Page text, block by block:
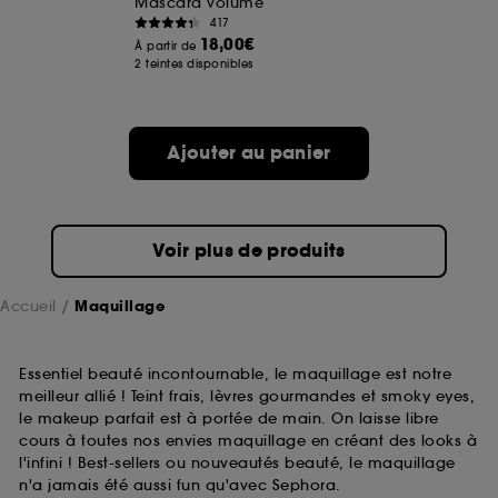
417
À partir de 18,00€
2 teintes disponibles
Ajouter au panier
Voir plus de produits
Accueil Maquillage
Essentiel beauté incontournable, le maquillage est notre
meilleur allié ! Teint frais, lèvres gourmandes et smoky eyes,
le makeup parfait est à portée de main. On laisse libre
cours à toutes nos envies maquillage en créant des looks à
l'infini ! Best-sellers ou nouveautés beauté, le maquillage
n'a jamais été aussi fun qu'avec Sephora.
A l'exception des cookies techniques, le dépôt et la
lecture de ces traceurs requiert votre accord. Vous
choix" ci-dessous ou décider de "tout accepter".
Sephora pourra associer les informations de
navigation collectées par ces Cookies, pour les
sur "continuer sans accepter". Voous pouvez à tout
moment choisir de retirer votrte consentement. Si vous
souhaitez obtenir plus d'information sur les cookies